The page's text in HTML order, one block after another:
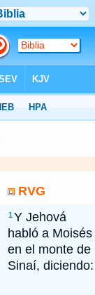
RVG
1Y Jehová
habló a Moisés
en el monte de
Sinaí, diciendo: